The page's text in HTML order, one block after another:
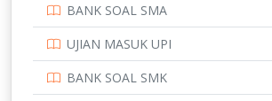
PTDI STTD
BANK SOAL SMA
UJIAN MASUK UPI
BANK SOAL SMK